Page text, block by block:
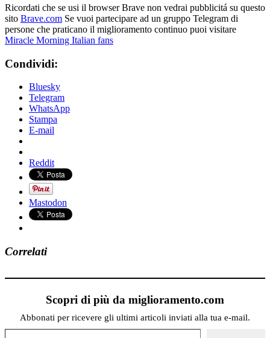
Ricordati che se usi il browser Brave non vedrai pubblicitá su questo
sito Brave.com Se vuoi partecipare ad un gruppo Telegram di
persone che praticano il miglioramento continuo puoi visitare
Miracle Morning Italian fans
Condividi:
Bluesky
Telegram
WhatsApp
Stampa
E-mail
Reddit
Mastodon
Correlati
Scopri di più da miglioramento.com
Abbonati per ricevere gli ultimi articoli inviati alla tua e-mail.
Digita la tua e-mail...